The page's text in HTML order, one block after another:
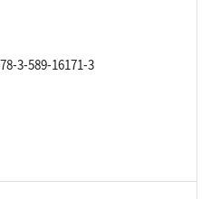
3-589-16171-3